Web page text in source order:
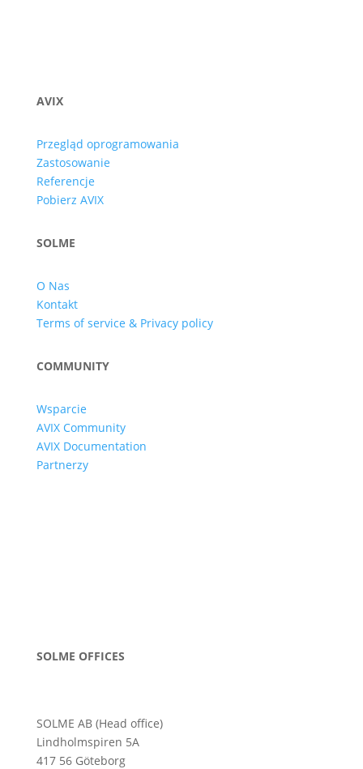
AVIX
Przegląd oprogramowania
Zastosowanie
Referencje
Pobierz AVIX
SOLME
O Nas
Kontakt
Terms of service & Privacy policy
COMMUNITY
Wsparcie
AVIX Community
AVIX Documentation
Partnerzy
SOLME OFFICES
SOLME AB (Head office)
Lindholmspiren 5A
417 56 Göteborg